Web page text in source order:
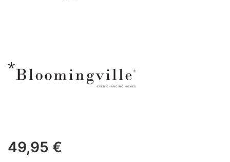
49,95 €